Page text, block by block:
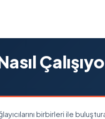
birbirleri ile